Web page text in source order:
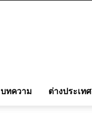
บทความ ต่างประเทศ